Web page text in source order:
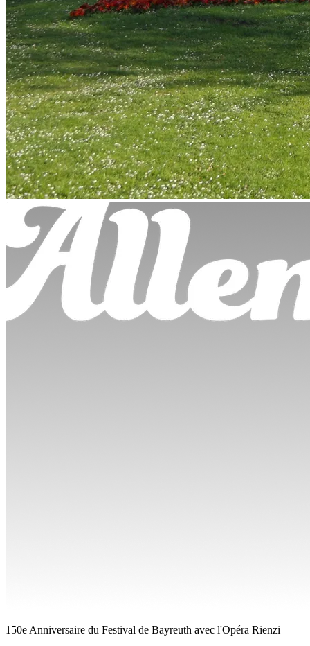
150e Anniversaire du Festival de Bayreuth avec l'Opéra Rienzi